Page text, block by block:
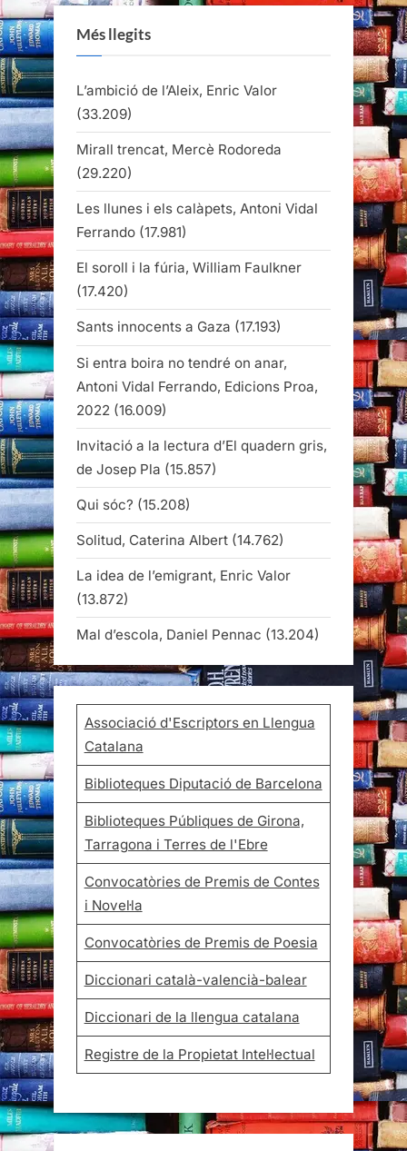
Més llegits
L’ambició de l’Aleix, Enric Valor
(33.209)
Mirall trencat, Mercè Rodoreda
(29.220)
Les llunes i els calàpets, Antoni Vidal
Ferrando (17.981)
El soroll i la fúria, William Faulkner
(17.420)
Sants innocents a Gaza (17.193)
Si entra boira no tendré on anar,
Antoni Vidal Ferrando, Edicions Proa,
2022 (16.009)
Invitació a la lectura d’El quadern gris,
de Josep Pla (15.857)
Qui sóc? (15.208)
Solitud, Caterina Albert (14.762)
La idea de l’emigrant, Enric Valor
(13.872)
Mal d’escola, Daniel Pennac (13.204)
Associació d'Escriptors en Llengua
Catalana
Biblioteques Diputació de Barcelona
Biblioteques Públiques de Girona,
Tarragona i Terres de l'Ebre
Convocatòries de Premis de Contes
i Novel·la
Convocatòries de Premis de Poesia
Diccionari català-valencià-balear
Diccionari de la llengua catalana
Registre de la Propietat Intel·lectual